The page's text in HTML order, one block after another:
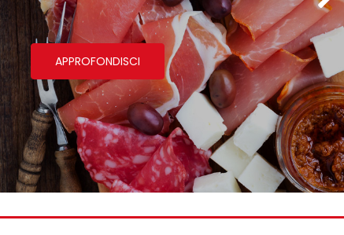
APPROFONDISCI